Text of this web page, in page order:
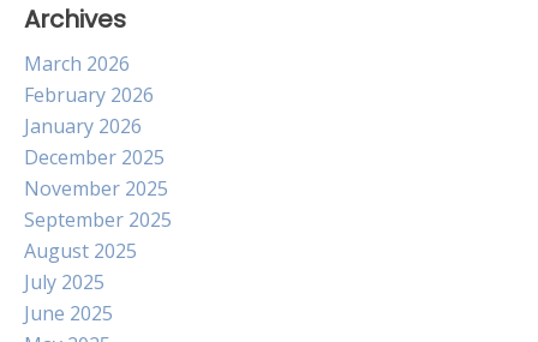
Archives
March 2026
February 2026
January 2026
December 2025
November 2025
September 2025
August 2025
July 2025
June 2025